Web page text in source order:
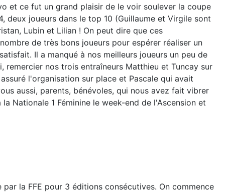
et ce fut un grand plaisir de le voir soulever la coupe
joueurs dans le top 10 (Guillaume et Virgile sont
Lubin et Lilian ! On peut dire que ces
de très bons joueurs pour espérer réaliser un
Il a manqué à nos meilleurs joueurs un peu de
nos trois entraîneurs Matthieu et Tuncay sur
l'organisation sur place et Pascale qui avait
aussi, parents, bénévoles, qui nous avez fait vibrer
Nationale 1 Féminine le week-end de l'Ascension et
la FFE pour 3 éditions consécutives. On commence